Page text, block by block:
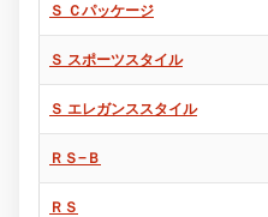
Ｓ Ｃパッケージ
Ｓ スポーツスタイル
Ｓ エレガンススタイル
ＲＳ−Ｂ
ＲＳ